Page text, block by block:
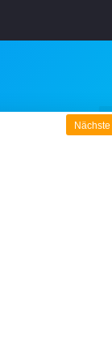
Nächste